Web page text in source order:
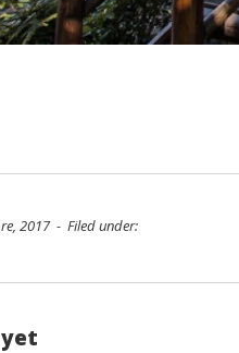
2017 - Filed under: